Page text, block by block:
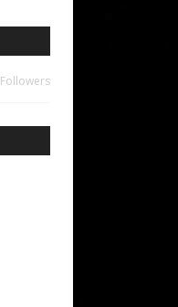
Followers